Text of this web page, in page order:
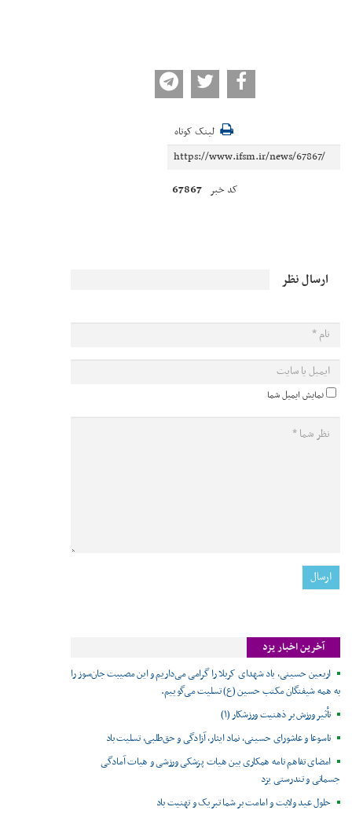
لینک کوتاه
کد خبر 67867
ارسال نظر
نمایش ایمیل شما
آخرین اخبار یزد
اربعین حسینی، یاد شهدای کربلا را گرامی می‌داریم و این مصیبت جان‌سوز را
به همه شیفتگان مکتب حسین (ع) تسلیت می‌گوییم.
تأثیر ورزش بر ذهنیت ورزشکار (۱)
تاسوعا و عاشورای حسینی، نماد ایثار، آزادگی و حق‌طلبی، تسلیت باد
امضای تفاهم نامه همکاری بین هیات پزشکی ورزشی و هیات آمادگی
جسمانی و تندرستی یزد
حلول عید ولایت و امامت بر شما تبریک و تهنیت باد